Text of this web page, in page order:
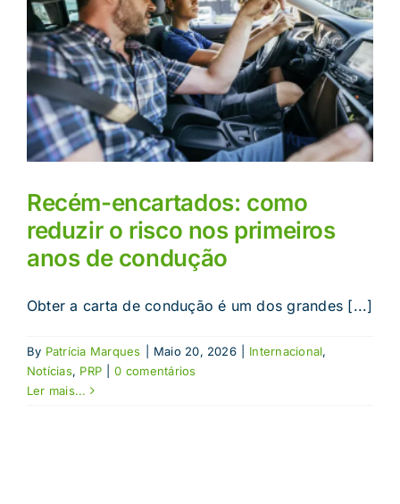
Recém-encartados: como
reduzir o risco nos primeiros
anos de condução
Obter a carta de condução é um dos grandes [...]
By Patrícia Marques Maio 20, 2026 Internacional,
Notícias, PRP
0 comentários
Ler mais...